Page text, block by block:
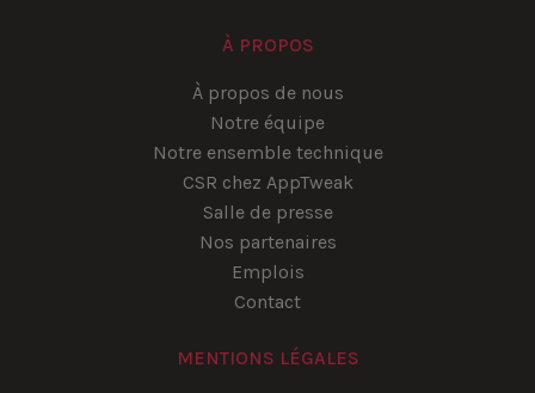
À PROPOS
À propos de nous
Notre équipe
Notre ensemble technique
CSR chez AppTweak
Salle de presse
Nos partenaires
Emplois
Contact
MENTIONS LÉGALES